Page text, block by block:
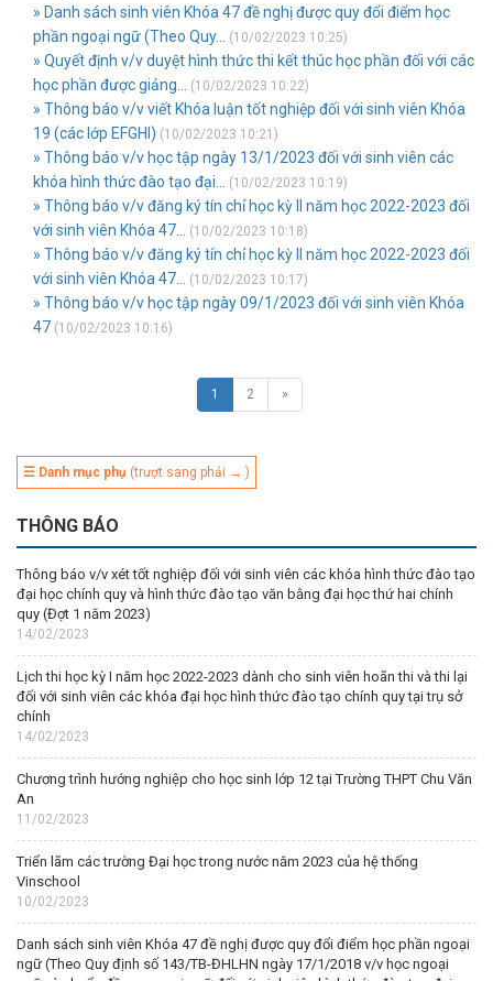
» Danh sách sinh viên Khóa 47 đề nghị được quy đổi điểm học
phần ngoại ngữ (Theo Quy...
(10/02/2023 10:25)
» Quyết định v/v duyệt hình thức thi kết thúc học phần đối với các
học phần được giảng...
(10/02/2023 10:22)
» Thông báo v/v viết Khóa luận tốt nghiệp đối với sinh viên Khóa
19 (các lớp EFGHI) (10/02/2023 10:21)
» Thông báo v/v học tập ngày 13/1/2023 đối với sinh viên các
khóa hình thức đào tạo đại...
(10/02/2023 10:19)
» Thông báo v/v đăng ký tín chỉ học kỳ II năm học 2022-2023 đối
với sinh viên Khóa 47...
(10/02/2023 10:18)
» Thông báo v/v đăng ký tín chỉ học kỳ II năm học 2022-2023 đối
với sinh viên Khóa 47...
(10/02/2023 10:17)
» Thông báo v/v học tập ngày 09/1/2023 đối với sinh viên Khóa
47 (10/02/2023 10:16)
1 2 »
☰ Danh mục phụ (trượt sang phải → )
THÔNG BÁO
Thông báo v/v xét tốt nghiệp đối với sinh viên các khóa hình thức đào tạo
đại học chính quy và hình thức đào tạo văn bằng đại học thứ hai chính
quy (Đợt 1 năm 2023)
14/02/2023
Lịch thi học kỳ I năm học 2022-2023 dành cho sinh viên hoãn thi và thi lại
đối với sinh viên các khóa đại học hình thức đào tạo chính quy tại trụ sở
chính
14/02/2023
Chương trình hướng nghiệp cho học sinh lớp 12 tại Trường THPT Chu Văn
An
11/02/2023
Triển lãm các trường Đại học trong nước năm 2023 của hệ thống
Vinschool
10/02/2023
Danh sách sinh viên Khóa 47 đề nghị được quy đổi điểm học phần ngoại
ngữ (Theo Quy định số 143/TB-ĐHLHN ngày 17/1/2018 v/v học ngoại